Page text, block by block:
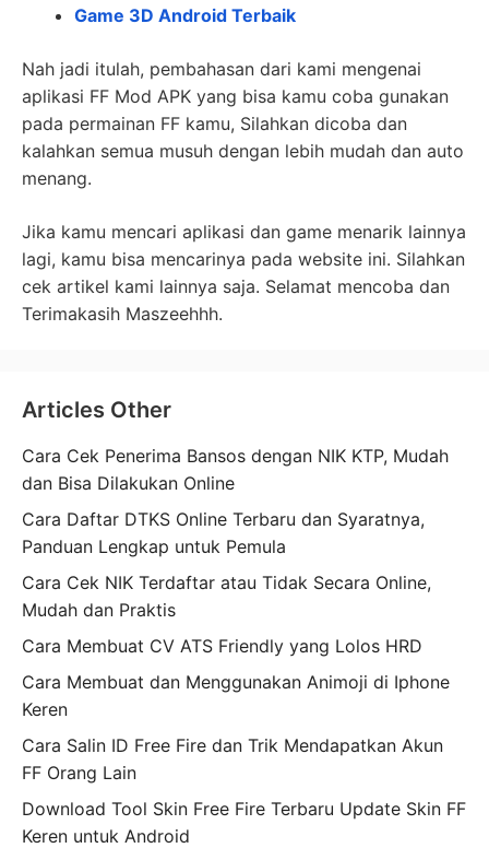
Game 3D Android Terbaik
Nah jadi itulah, pembahasan dari kami mengenai
aplikasi FF Mod APK yang bisa kamu coba gunakan
pada permainan FF kamu, Silahkan dicoba dan
kalahkan semua musuh dengan lebih mudah dan auto
menang.
Jika kamu mencari aplikasi dan game menarik lainnya
lagi, kamu bisa mencarinya pada website ini. Silahkan
cek artikel kami lainnya saja. Selamat mencoba dan
Terimakasih Maszeehhh.
Articles Other
Cara Cek Penerima Bansos dengan NIK KTP, Mudah
dan Bisa Dilakukan Online
Cara Daftar DTKS Online Terbaru dan Syaratnya,
Panduan Lengkap untuk Pemula
Cara Cek NIK Terdaftar atau Tidak Secara Online,
Mudah dan Praktis
Cara Membuat CV ATS Friendly yang Lolos HRD
Cara Membuat dan Menggunakan Animoji di Iphone
Keren
Cara Salin ID Free Fire dan Trik Mendapatkan Akun
FF Orang Lain
Download Tool Skin Free Fire Terbaru Update Skin FF
Keren untuk Android